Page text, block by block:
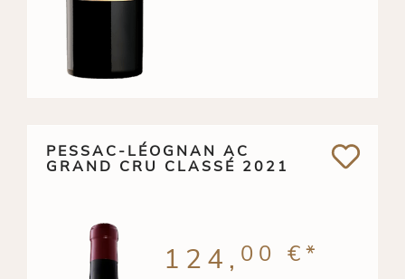
PESSAC-LÉOGNAN AC
GRAND CRU CLASSÉ 2021
124, 00 €*